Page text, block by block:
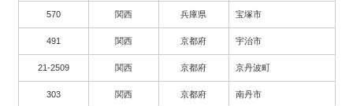
570 関西 兵庫県 宝塚市
491 関西 京都府 宇治市
21-2509 関西 京都府 京丹波町
303 関西 京都府 南丹市